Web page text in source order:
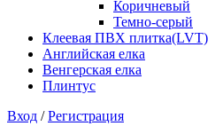
Коричневый
Темно-серый
Клеевая ПВХ плитка(LVT)
Английская елка
Венгерская елка
Плинтус
Вход /Регистрация